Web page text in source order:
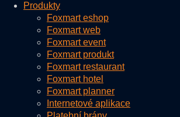
Produkty
Foxmart eshop
Foxmart web
Foxmart event
Foxmart produkt
Foxmart restaurant
Foxmart hotel
Foxmart planner
Internetové aplikace